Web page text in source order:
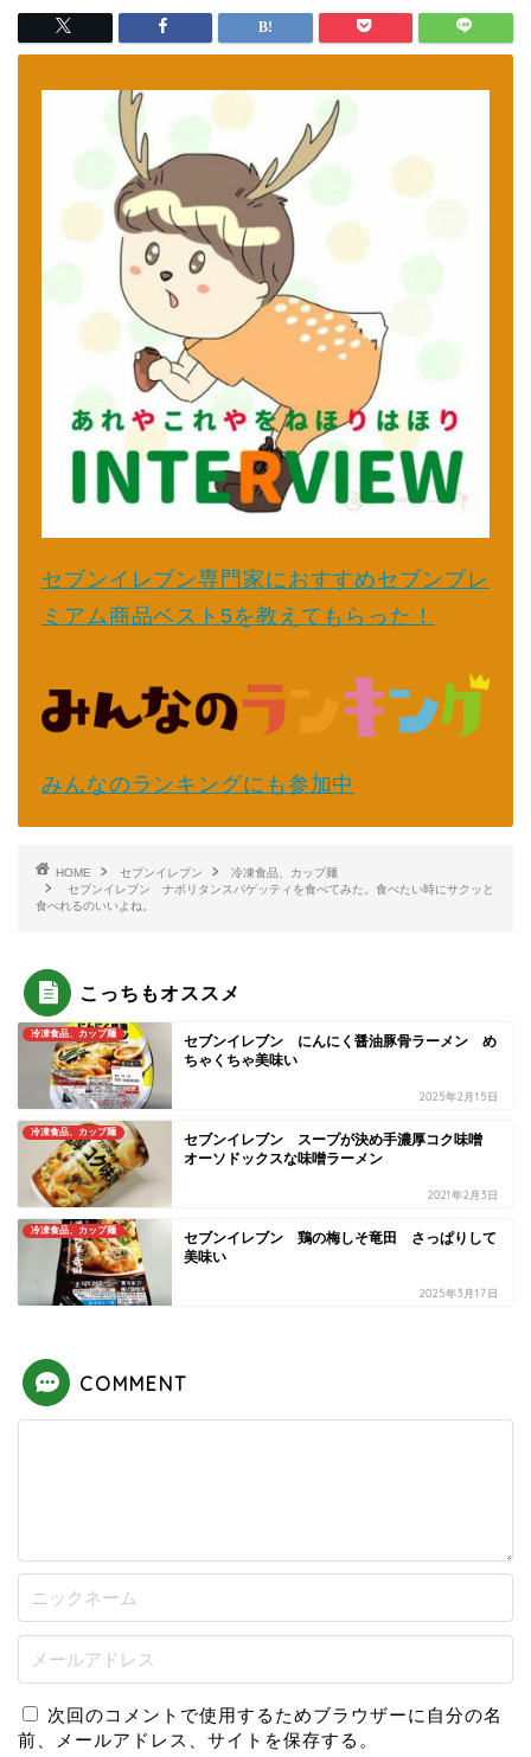
セブンイレブン専門家におすすめセブンプレ
ミアム商品ベスト5を教えてもらった！
みんなのランキングにも参加中
HOME セブンイレブン
冷凍食品、カップ麺
セブンイレブン ナポリタンスパゲッティを食べてみた。食べたい時にサクッと
食べれるのいいよね。
こっちもオススメ
冷凍食品、カップ麺
セブンイレブン にんにく醤油豚骨ラーメン め
ちゃくちゃ美味い
2025年2月15日
冷凍食品、カップ麺
セブンイレブン スープが決め手濃厚コク味噌
オーソドックスな味噌ラーメン
2021年2月3日
冷凍食品、カップ麺
セブンイレブン 鶏の梅しそ竜田 さっぱりして
美味い
2025年3月17日
COMMENT
次回のコメントで使用するためブラウザーに自分の名
前、メールアドレス、サイトを保存する。